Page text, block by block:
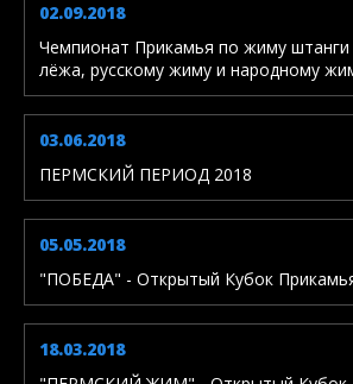
02.09.2018
Чемпионат Прикамья по жиму штанги
лёжа, русскому жиму и народному
03.06.2018
ПЕРМСКИЙ ПЕРИОД 2018
05.05.2018
"ПОБЕДА" - Открытый Кубок
18.03.2018